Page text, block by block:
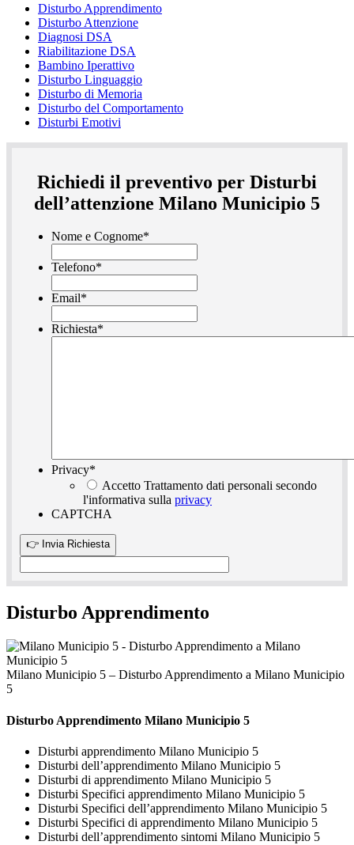
Disturbo Apprendimento
Disturbo Attenzione
Diagnosi DSA
Riabilitazione DSA
Bambino Iperattivo
Disturbo Linguaggio
Disturbo di Memoria
Disturbo del Comportamento
Disturbi Emotivi
Richiedi il preventivo per Disturbi
dell’attenzione Milano Municipio 5
Nome e Cognome*
Telefono*
Email*
Richiesta*
Privacy*
Accetto Trattamento dati personali secondo
l'informativa sulla privacy
CAPTCHA
Disturbo Apprendimento
Milano Municipio 5 – Disturbo Apprendimento a Milano Municipio
5
Disturbo Apprendimento Milano Municipio 5
Disturbi apprendimento Milano Municipio 5
Disturbi dell’apprendimento Milano Municipio 5
Disturbi di apprendimento Milano Municipio 5
Disturbi Specifici apprendimento Milano Municipio 5
Disturbi Specifici dell’apprendimento Milano Municipio 5
Disturbi Specifici di apprendimento Milano Municipio 5
Disturbi dell’apprendimento sintomi Milano Municipio 5